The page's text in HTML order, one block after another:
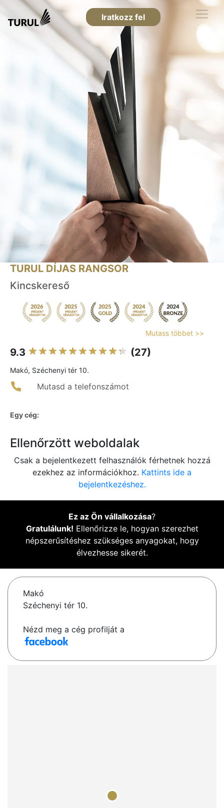
Iratkozz fel
TURUL DÍJAS RANGSOR
Kincskereső
Mutass többet >>
9.3 (27)
Makó, Széchenyi tér 10.
Mutasd a telefonszámot
Egy cég:
Ellenőrzött weboldalak
Csak a bejelentkezett felhasználók férhetnek hozzá
ezekhez az információkhoz. Kattints ide a
bejelentkezéshez.
Ez az Ön vállalkozása?
Gratulálunk! Ellenőrizze le, hogyan szerezhet
népszerűsítéshez szükséges anyagokat, hogy
élvezhesse sikerét.
Makó
Széchenyi tér 10.
Nézd meg a cég profilját a